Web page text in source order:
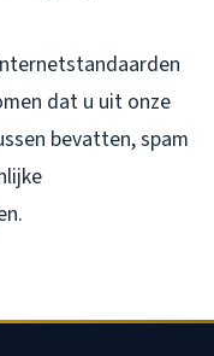
dat u uit onze
bevatten, spam